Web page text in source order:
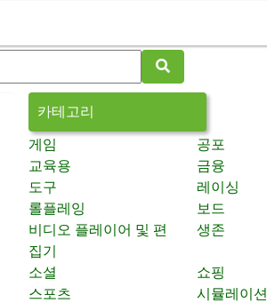
카테고리
게임
공포
교육용
금융
도구
레이싱
롤플레잉
보드
비디오 플레이어 및 편
집기
생존
소셜
쇼핑
스포츠
시뮬레이션